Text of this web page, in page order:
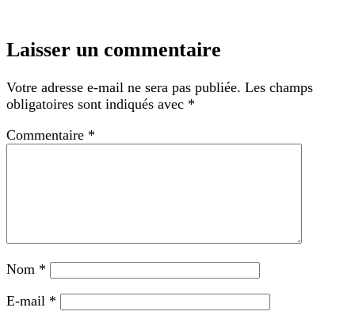
Laisser un commentaire
Votre adresse e-mail ne sera pas publiée. Les champs
obligatoires sont indiqués avec *
Commentaire *
Nom *
E-mail *